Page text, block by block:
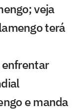
veja
terá
e manda